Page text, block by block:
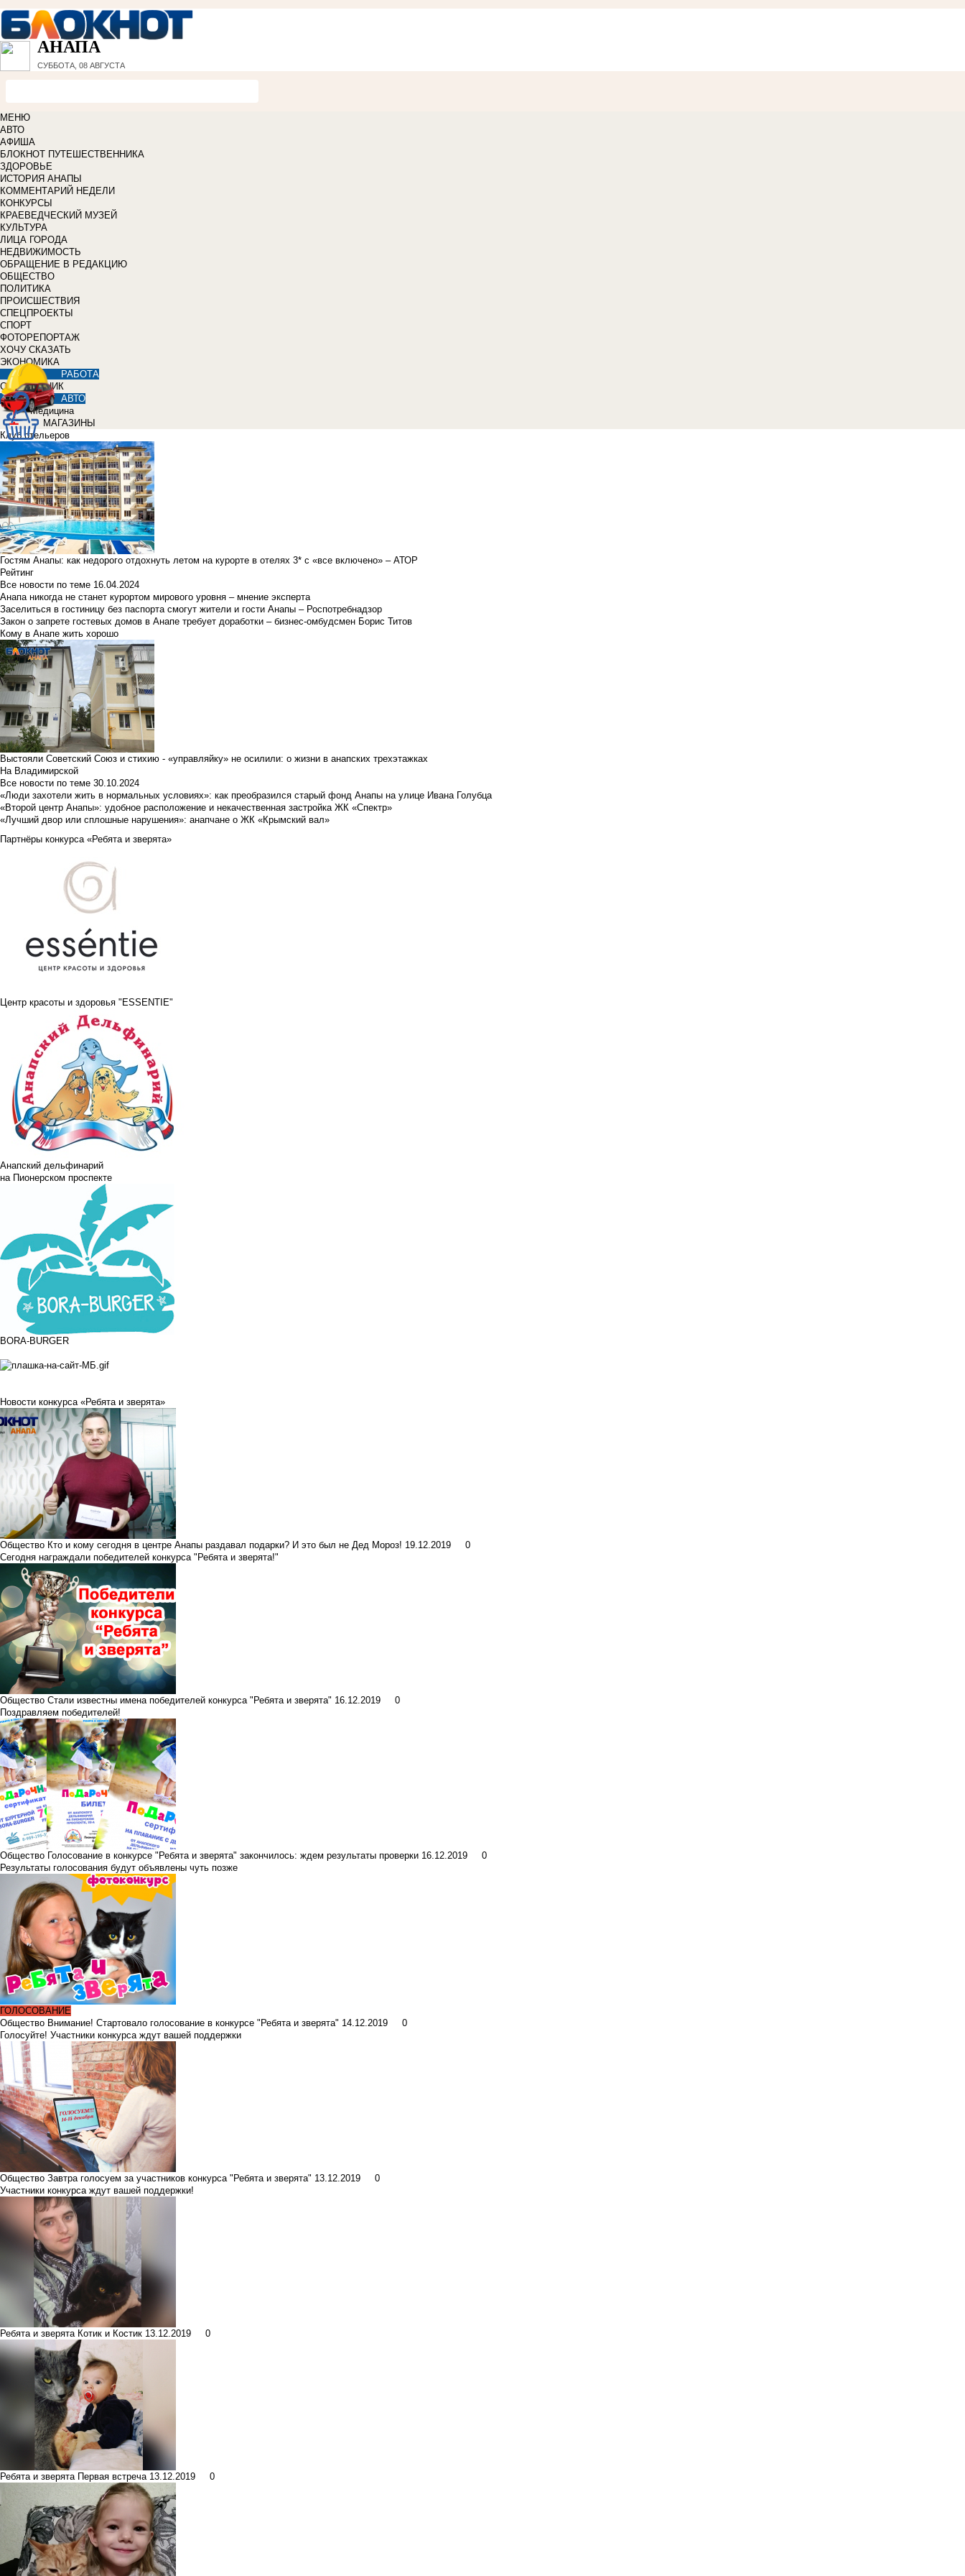
АНАПА
СУББОТА, 08 АВГУСТА
МЕНЮ
АВТО
АФИША
БЛОКНОТ ПУТЕШЕСТВЕННИКА
ЗДОРОВЬЕ
ИСТОРИЯ АНАПЫ
КОММЕНТАРИЙ НЕДЕЛИ
КОНКУРСЫ
КРАЕВЕДЧЕСКИЙ МУЗЕЙ
КУЛЬТУРА
ЛИЦА ГОРОДА
НЕДВИЖИМОСТЬ
ОБРАЩЕНИЕ В РЕДАКЦИЮ
ОБЩЕСТВО
ПОЛИТИКА
ПРОИСШЕСТВИЯ
СПЕЦПРОЕКТЫ
СПОРТ
ФОТОРЕПОРТАЖ
ХОЧУ СКАЗАТЬ
ЭКОНОМИКА
РАБОТА
СПРАВОЧНИК
АВТО
Медицина
МАГАЗИНЫ
Клуб отельеров
Гостям Анапы: как недорого отдохнуть летом на курорте в отелях 3* с «все включено» – АТОР
Рейтинг
Все новости по теме 16.04.2024
Анапа никогда не станет курортом мирового уровня – мнение эксперта
Заселиться в гостиницу без паспорта смогут жители и гости Анапы – Роспотребнадзор
Закон о запрете гостевых домов в Анапе требует доработки – бизнес-омбудсмен Борис Титов
Кому в Анапе жить хорошо
Выстояли Советский Союз и стихию - «управляйку» не осилили: о жизни в анапских трехэтажках
На Владимирской
Все новости по теме 30.10.2024
«Люди захотели жить в нормальных условиях»: как преобразился старый фонд Анапы на улице Ивана Голубца
«Второй центр Анапы»: удобное расположение и некачественная застройка ЖК «Спектр»
«Лучший двор или сплошные нарушения»: анапчане о ЖК «Крымский вал»
Партнёры конкурса «Ребята и зверята»
Центр красоты и здоровья "ESSENTIE"
Анапский дельфинарий
на Пионерском проспекте
BORA-BURGER
Новости конкурса «Ребята и зверята»
Общество Кто и кому сегодня в центре Анапы раздавал подарки? И это был не Дед Мороз! 19.12.2019
0
Сегодня награждали победителей конкурса "Ребята и зверята!"
Общество Стали известны имена победителей конкурса "Ребята и зверята" 16.12.2019
0
Поздравляем победителей!
Общество Голосование в конкурсе "Ребята и зверята" закончилось: ждем результаты проверки 16.12.2019
0
Результаты голосования будут объявлены чуть позже
ГОЛОСОВАНИЕ
Общество Внимание! Стартовало голосование в конкурсе "Ребята и зверята" 14.12.2019
0
Голосуйте! Участники конкурса ждут вашей поддержки
Общество Завтра голосуем за участников конкурса "Ребята и зверята" 13.12.2019
0
Участники конкурса ждут вашей поддержки!
Ребята и зверята Котик и Костик 13.12.2019 0
Ребята и зверята Первая встреча 13.12.2019 0